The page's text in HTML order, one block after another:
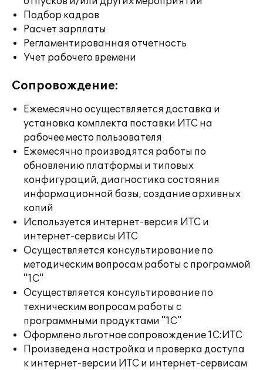
Подбор кадров
Расчет зарплаты
Регламентированная отчетность
Учет рабочего времени
Сопровождение:
Ежемесячно осуществляется доставка и
установка комплекта поставки ИТС на
рабочее место пользователя
Ежемесячно производятся работы по
обновлению платформы и типовых
конфигураций, диагностика состояния
информационной базы, создание архивных
копий
Используется интернет-версия ИТС и
интернет-сервисы ИТС
Осуществляется консультирование по
методическим вопросам работы с программой
"1С"
Осуществляется консультирование по
техническим вопросам работы с
программными продуктами "1С"
Оформлено льготное сопровождение 1С:ИТС
Произведена настройка и проверка доступа
к интернет-версии ИТС и интернет-сервисам